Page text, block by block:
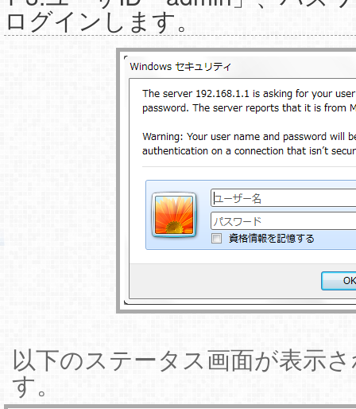
ログインします。
以下のステータス画面が表示
す。